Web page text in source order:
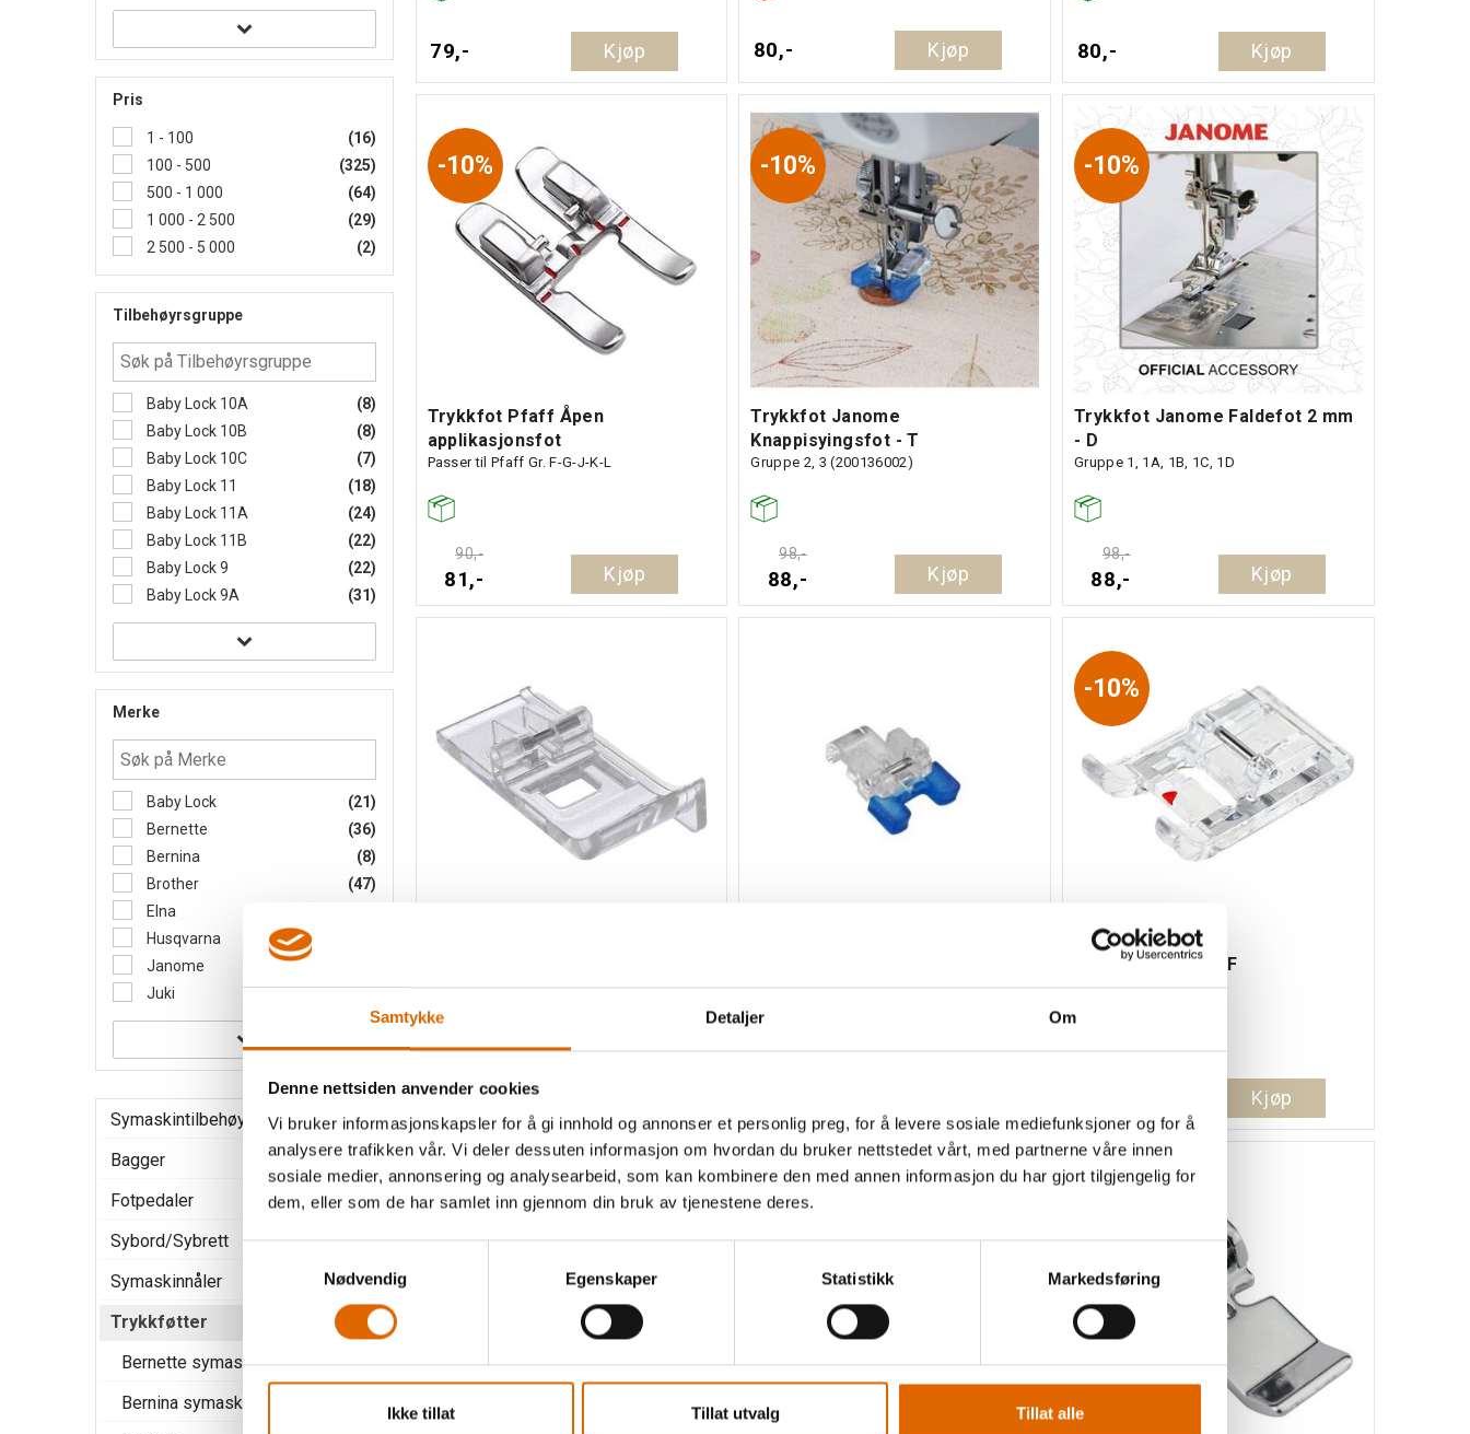
Samtykke Detaljer Om
Denne nettsiden anvender cookies
Vi bruker informasjonskapsler for å gi innhold og annonser et personlig preg, for å levere sosiale mediefunksjoner og for å
analysere trafikken vår. Vi deler dessuten informasjon om hvordan du bruker nettstedet vårt, med partnerne våre innen
sosiale medier, annonsering og analysearbeid, som kan kombinere den med annen informasjon du har gjort tilgjengelig for
dem, eller som de har samlet inn gjennom din bruk av tjenestene deres.
Nødvendig
Egenskaper Statistikk Markedsføring
Ikke tillat Tillat utvalg Tillat alle
Pris
1 - 100
(16)
100 - 500
(325)
500 - 1 000
(64)
1 000 - 2 500
(29)
2 500 - 5 000
(2)
Tilbehøyrsgruppe
Baby Lock 10A
(8)
Baby Lock 10B
(8)
Baby Lock 10C
(7)
Baby Lock 11
(18)
Baby Lock 11A
(24)
Baby Lock 11B
(22)
Baby Lock 9
(22)
Baby Lock 9A
(31)
Merke
Baby Lock
(21)
Bernette
(36)
Bernina
(8)
Brother
(47)
Elna
Husqvarna
Janome
Juki
(39)
Symaskintilbehøyr
Bagger
Fotpedaler
Sybord/Sybrett
Symaskinnåler
Trykkføtter
Bernette symaskiner
Bernina symaskiner
79,- Kjøp 80,- Kjøp 80,- Kjøp
10%
Trykkfot Pfaff Åpen
applikasjonsfot
Passer til Pfaff Gr. F-G-J-K-L
90,-
81,- Kjøp
10%
Trykkfot Janome
Knappisyingsfot - T
Gruppe 2, 3 (200136002)
98,-
88,- Kjøp
10%
Trykkfot Janome Faldefot 2 mm
- D
Gruppe 1, 1A, 1B, 1C, 1D
98,-
88,- Kjøp
98,-
Passer til Singer + mange merker
10%
Trykkfot Janome
Applikasjonsfot - F
Gruppe 2 og 3
Kjøp
10% 10%